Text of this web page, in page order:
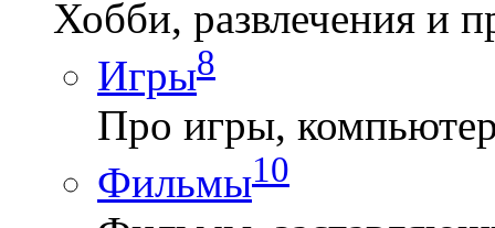
Хобби, развлечения и
Игры8
Про игры,
Фильмы10